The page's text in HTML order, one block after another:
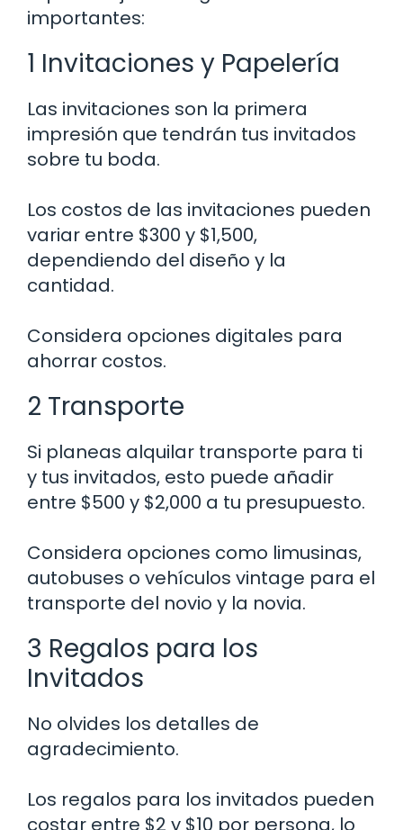
importantes:
1 Invitaciones y Papelería
Las invitaciones son la primera
impresión que tendrán tus invitados
sobre tu boda.
Los costos de las invitaciones pueden
variar entre $300 y $1,500,
dependiendo del diseño y la
cantidad.
Considera opciones digitales para
ahorrar costos.
2 Transporte
Si planeas alquilar transporte para ti
y tus invitados, esto puede añadir
entre $500 y $2,000 a tu presupuesto.
Considera opciones como limusinas,
autobuses o vehículos vintage para el
transporte del novio y la novia.
3 Regalos para los
Invitados
No olvides los detalles de
agradecimiento.
Los regalos para los invitados pueden
costar entre $2 y $10 por persona, lo